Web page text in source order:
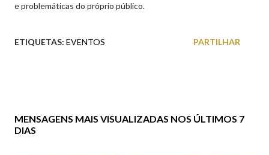
e problemáticas do próprio público.
ETIQUETAS: EVENTOS PARTILHAR
MENSAGENS MAIS VISUALIZADAS NOS ÚLTIMOS 7
DIAS